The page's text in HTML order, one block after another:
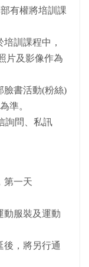
有權將培訓課
訓課程中，
片及影像作為
臉書活動(粉絲)
準。
詢問、私訊
第一天
動服裝及運動
後，將另行通